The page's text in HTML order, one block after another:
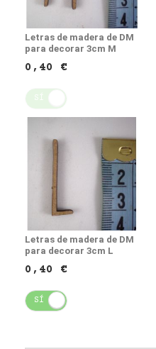
Letras de madera de DM
para decorar 3cm M
0,40 €
SÍ
Letras de madera de DM
para decorar 3cm L
0,40 €
SÍ